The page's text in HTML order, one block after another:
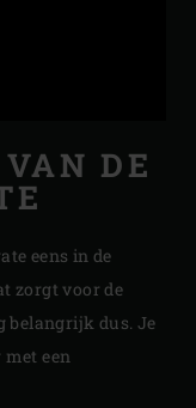
DE
eens in de
zorgt voor de
belangrijk dus. Je
een